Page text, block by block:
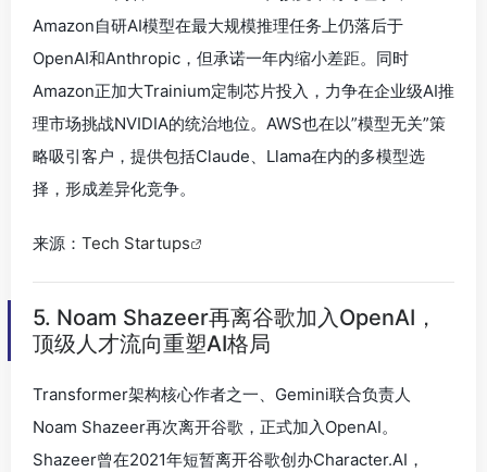
Amazon自研AI模型在最大规模推理任务上仍落后于
OpenAI和Anthropic，但承诺一年内缩小差距。同时
Amazon正加大Trainium定制芯片投入，力争在企业级AI推
理市场挑战NVIDIA的统治地位。AWS也在以”模型无关”策
略吸引客户，提供包括Claude、Llama在内的多模型选
择，形成差异化竞争。
来源： Tech Startups
5. Noam Shazeer再离谷歌加入OpenAI，
顶级人才流向重塑AI格局
Transformer架构核心作者之一、Gemini联合负责人
Noam Shazeer再次离开谷歌，正式加入OpenAI。
Shazeer曾在2021年短暂离开谷歌创办Character.AI，